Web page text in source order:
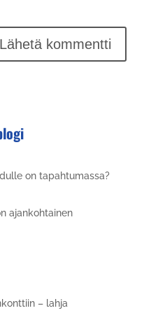
on tapahtumassa?
ajankohtainen
– lahja